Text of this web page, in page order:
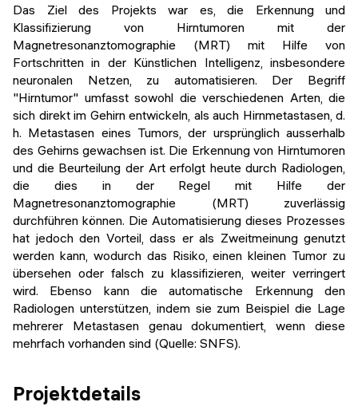
Python Einführungskurs
Python & Ops Einführungskurs
Das Ziel des Projekts war es, die Erkennung und
Klassifizierung von Hirntumoren mit der
Magnetresonanztomographie (MRT) mit Hilfe von
Fortschritten in der Künstlichen Intelligenz, insbesondere
neuronalen Netzen, zu automatisieren. Der Begriff
"Hirntumor" umfasst sowohl die verschiedenen Arten, die
sich direkt im Gehirn entwickeln, als auch Hirnmetastasen, d.
h. Metastasen eines Tumors, der ursprünglich ausserhalb
des Gehirns gewachsen ist. Die Erkennung von Hirntumoren
und die Beurteilung der Art erfolgt heute durch Radiologen,
die dies in der Regel mit Hilfe der
Magnetresonanztomographie (MRT) zuverlässig
durchführen können. Die Automatisierung dieses Prozesses
hat jedoch den Vorteil, dass er als Zweitmeinung genutzt
werden kann, wodurch das Risiko, einen kleinen Tumor zu
übersehen oder falsch zu klassifizieren, weiter verringert
wird. Ebenso kann die automatische Erkennung den
Radiologen unterstützen, indem sie zum Beispiel die Lage
mehrerer Metastasen genau dokumentiert, wenn diese
mehrfach vorhanden sind (Quelle: SNFS).
Projektdetails